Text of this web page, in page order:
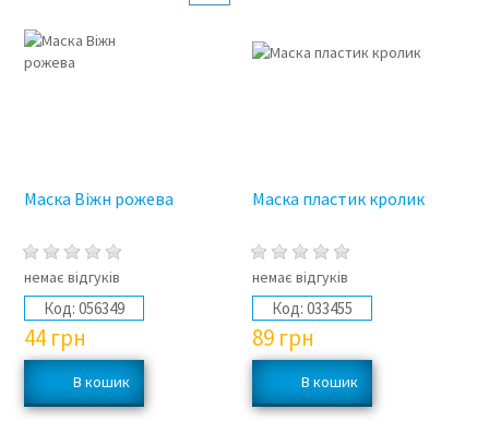
Маска Віжн рожева
немає відгуків
Код: 056349
44 грн
Маска пластик кролик
немає відгуків
Код: 033455
89 грн